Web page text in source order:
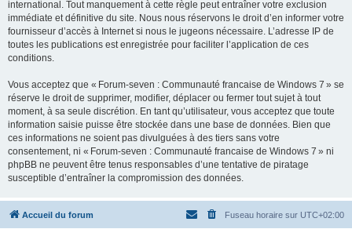
international. Tout manquement à cette règle peut entraîner votre exclusion
immédiate et définitive du site. Nous nous réservons le droit d’en informer votre
fournisseur d’accès à Internet si nous le jugeons nécessaire. L’adresse IP de
toutes les publications est enregistrée pour faciliter l’application de ces
conditions.
Vous acceptez que « Forum-seven : Communauté francaise de Windows 7 » se
réserve le droit de supprimer, modifier, déplacer ou fermer tout sujet à tout
moment, à sa seule discrétion. En tant qu’utilisateur, vous acceptez que toute
information saisie puisse être stockée dans une base de données. Bien que
ces informations ne soient pas divulguées à des tiers sans votre
consentement, ni « Forum-seven : Communauté francaise de Windows 7 » ni
phpBB ne peuvent être tenus responsables d’une tentative de piratage
susceptible d’entraîner la compromission des données.
Accueil du forum Fuseau horaire sur UTC+02:00